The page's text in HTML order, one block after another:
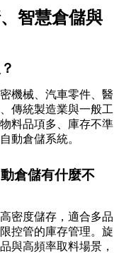
智慧倉儲與
機械、汽車零件、醫
傳統製造業與一般工
料品項多、庫存不準
動倉儲系統。
倉儲有什麼不
密度儲存，適合多品
控管的庫存管理。旋
與高頻率取料場景，